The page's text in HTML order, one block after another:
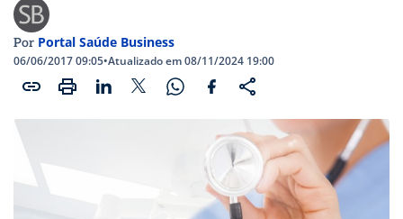
Por Portal Saúde Business
06/06/2017 09:05•Atualizado em 08/11/2024 19:00